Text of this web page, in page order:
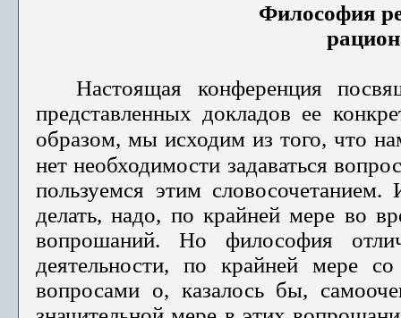
Философия
Настоящая конференция
представленных докладов ее
образом, мы исходим из того, что
нет необ­ходимости задаваться
пользуемся этим
делать, надо, по крайней мере во
вопро­шаний. Но философия
деятельности, по крайней мере
вопросами о, казалось бы,